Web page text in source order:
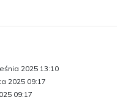
2025 13:10
2025 09:17
09:17